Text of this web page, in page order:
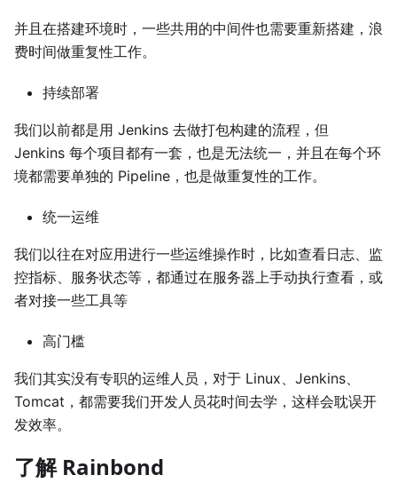
并且在搭建环境时，一些共用的中间件也需要重新搭建，浪
费时间做重复性工作。
持续部署
我们以前都是用 Jenkins 去做打包构建的流程，但
Jenkins 每个项目都有一套，也是无法统一，并且在每个环
境都需要单独的 Pipeline，也是做重复性的工作。
统一运维
我们以往在对应用进行一些运维操作时，比如查看日志、监
控指标、服务状态等，都通过在服务器上手动执行查看，或
者对接一些工具等
高门槛
我们其实没有专职的运维人员，对于 Linux、Jenkins、
Tomcat，都需要我们开发人员花时间去学，这样会耽误开
发效率。
了解 Rainbond